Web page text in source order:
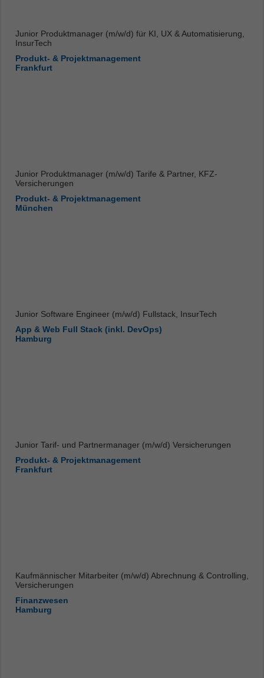
Junior Produktmanager (m/w/d) für KI, UX & Automatisierung,
InsurTech
Produkt- & Projektmanagement
Frankfurt
Junior Produktmanager (m/w/d) Tarife & Partner, KFZ-
Versicherungen
Produkt- & Projektmanagement
München
Junior Software Engineer (m/w/d) Fullstack, InsurTech
App & Web Full Stack (inkl. DevOps)
Hamburg
Junior Tarif- und Partnermanager (m/w/d) Versicherungen
Produkt- & Projektmanagement
Frankfurt
Kaufmännischer Mitarbeiter (m/w/d) Abrechnung & Controlling,
Versicherungen
Finanzwesen
Hamburg